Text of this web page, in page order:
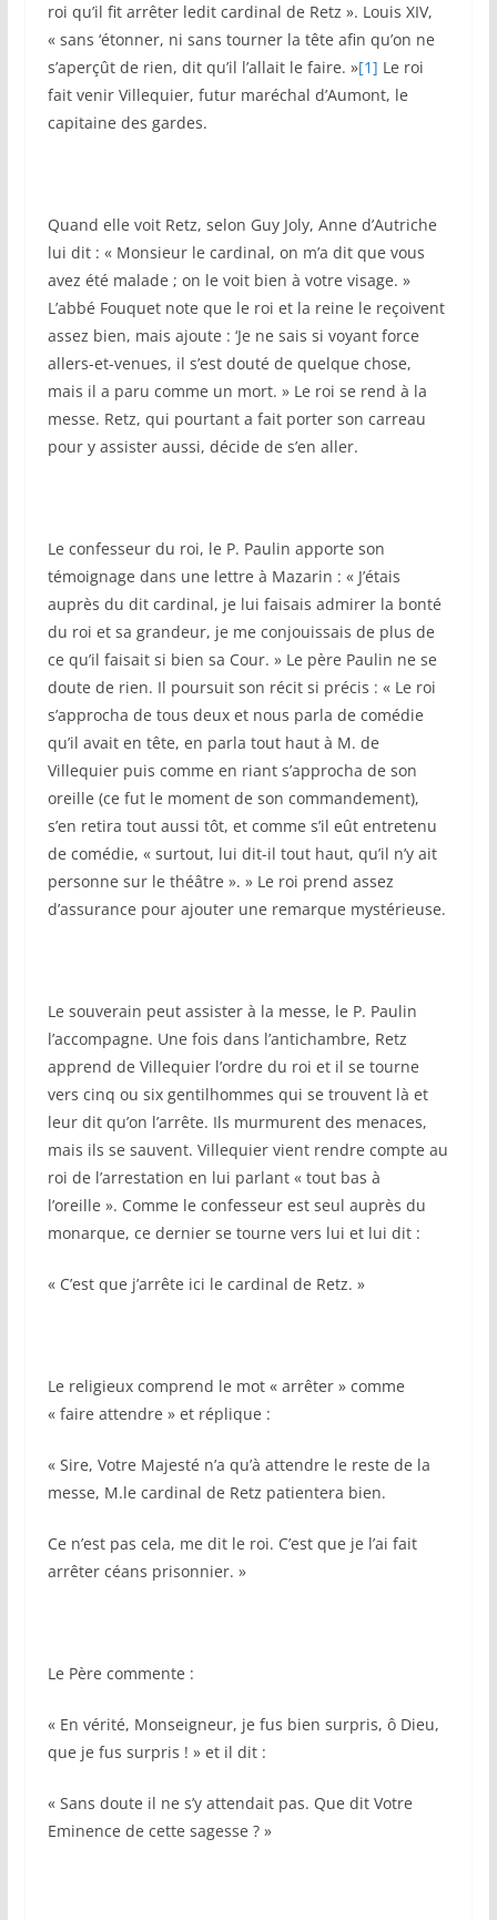
roi qu’il fit arrêter ledit cardinal de Retz ». Louis XIV,
« sans ‘étonner, ni sans tourner la tête afin qu’on ne
s’aperçût de rien, dit qu’il l’allait le faire. »[1] Le roi
fait venir Villequier, futur maréchal d’Aumont, le
capitaine des gardes.
Quand elle voit Retz, selon Guy Joly, Anne d’Autriche
lui dit : « Monsieur le cardinal, on m’a dit que vous
avez été malade ; on le voit bien à votre visage. »
L’abbé Fouquet note que le roi et la reine le reçoivent
assez bien, mais ajoute : ‘Je ne sais si voyant force
allers-et-venues, il s’est douté de quelque chose,
mais il a paru comme un mort. » Le roi se rend à la
messe. Retz, qui pourtant a fait porter son carreau
pour y assister aussi, décide de s’en aller.
Le confesseur du roi, le P. Paulin apporte son
témoignage dans une lettre à Mazarin : « J’étais
auprès du dit cardinal, je lui faisais admirer la bonté
du roi et sa grandeur, je me conjouissais de plus de
ce qu’il faisait si bien sa Cour. » Le père Paulin ne se
doute de rien. Il poursuit son récit si précis : « Le roi
s’approcha de tous deux et nous parla de comédie
qu’il avait en tête, en parla tout haut à M. de
Villequier puis comme en riant s’approcha de son
oreille (ce fut le moment de son commandement),
s’en retira tout aussi tôt, et comme s’il eût entretenu
de comédie, « surtout, lui dit-il tout haut, qu’il n’y ait
personne sur le théâtre ». » Le roi prend assez
d’assurance pour ajouter une remarque mystérieuse.
Le souverain peut assister à la messe, le P. Paulin
l’accompagne. Une fois dans l’antichambre, Retz
apprend de Villequier l’ordre du roi et il se tourne
vers cinq ou six gentilhommes qui se trouvent là et
leur dit qu’on l’arrête. Ils murmurent des menaces,
mais ils se sauvent. Villequier vient rendre compte au
roi de l’arrestation en lui parlant « tout bas à
l’oreille ». Comme le confesseur est seul auprès du
monarque, ce dernier se tourne vers lui et lui dit :
« C’est que j’arrête ici le cardinal de Retz. »
Le religieux comprend le mot « arrêter » comme
« faire attendre » et réplique :
« Sire, Votre Majesté n’a qu’à attendre le reste de la
messe, M.le cardinal de Retz patientera bien.
Ce n’est pas cela, me dit le roi. C’est que je l’ai fait
arrêter céans prisonnier. »
Le Père commente :
« En vérité, Monseigneur, je fus bien surpris, ô Dieu,
que je fus surpris ! » et il dit :
« Sans doute il ne s’y attendait pas. Que dit Votre
Eminence de cette sagesse ? »